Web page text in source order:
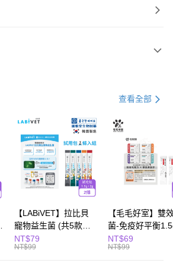
查看全部
【LABiVET】拉比貝
寵物益生菌 (共5款可
選) 1.5gx2包/盒、
2gx2包/盒
NT$79
NT$99
【毛毛好室】雙
菌-免疫好平衡
包/組
NT$69
NT$99